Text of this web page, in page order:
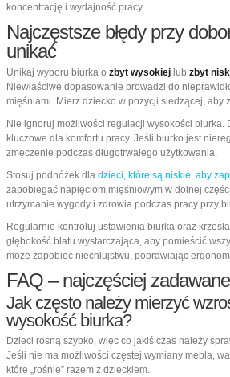
koncentrację i wydajność pracy.
Najczęstsze błędy przy
unikać
Unikaj wyboru biurka o zbyt wysokiej lub zbyt
Niewłaściwe dopasowanie prowadzi do
mięśniami. Mierz dziecko w pozycji siedzącej, aby
Nie ignoruj możliwości regulacji wysokości
kluczowe dla komfortu pracy. Jeśli biurko jest
zmęczenie podczas długotrwałego użytkowania.
Stosuj podnóżek dla dzieci, które są niskie, aby
zapobiegać napięciom mięśniowym w dolnej
utrzymanie wygody i zdrowia podczas pracy przy
Regularnie kontroluj ustawienia biurka oraz
głębokość blatu wystarczająca, aby pomieścić
może zapobiec niechlujstwu, poprawiając
FAQ – najczęściej
Jak często należy mierzyć
wysokość biurka?
Dzieci rosną szybko, więc co jakiś czas należy
Jeśli nie ma możliwości częstej wymiany mebla,
które „rośnie” razem z dzieckiem.